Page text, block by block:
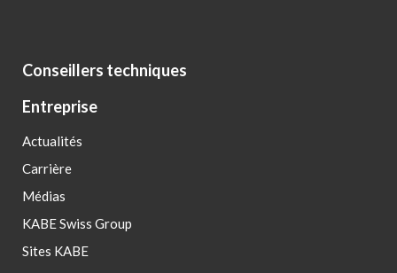
Conseillers techniques
Entreprise
Actualités
Carrière
Médias
KABE Swiss Group
Sites KABE